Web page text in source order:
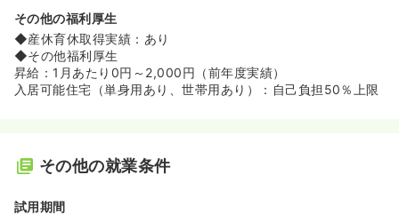
その他の福利厚生
◆産休育休取得実績：あり
◆その他福利厚生
昇給：1月あたり0円～2,000円（前年度実績）
入居可能住宅（単身用あり、世帯用あり）：自己負担50％上限
その他の就業条件
試用期間